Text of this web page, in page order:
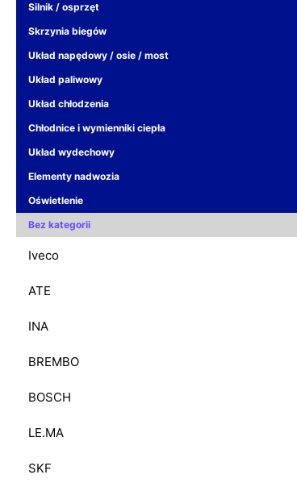
Silnik / osprzęt
Skrzynia biegów
Układ napędowy / osie / most
Układ paliwowy
Układ chłodzenia
Chłodnice i wymienniki ciepła
Układ wydechowy
Elementy nadwozia
Oświetlenie
Bez kategorii
Iveco
ATE
INA
BREMBO
BOSCH
LE.MA
SKF